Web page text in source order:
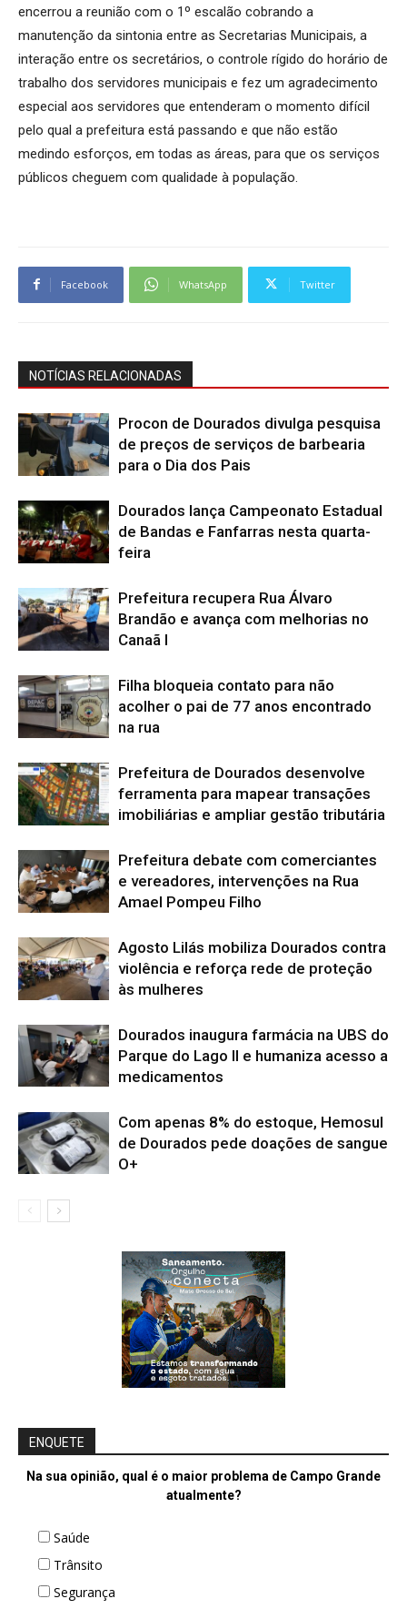
encerrou a reunião com o 1º escalão cobrando a
manutenção da sintonia entre as Secretarias Municipais, a
interação entre os secretários, o controle rígido do horário de
trabalho dos servidores municipais e fez um agradecimento
especial aos servidores que entenderam o momento difícil
pelo qual a prefeitura está passando e que não estão
medindo esforços, em todas as áreas, para que os serviços
públicos cheguem com qualidade à população.
Facebook WhatsApp Twitter
NOTÍCIAS RELACIONADAS
Procon de Dourados divulga pesquisa
de preços de serviços de barbearia
para o Dia dos Pais
Dourados lança Campeonato Estadual
de Bandas e Fanfarras nesta quarta-
feira
Prefeitura recupera Rua Álvaro
Brandão e avança com melhorias no
Canaã I
Filha bloqueia contato para não
acolher o pai de 77 anos encontrado
na rua
Prefeitura de Dourados desenvolve
ferramenta para mapear transações
imobiliárias e ampliar gestão tributária
Prefeitura debate com comerciantes
e vereadores, intervenções na Rua
Amael Pompeu Filho
Agosto Lilás mobiliza Dourados contra
violência e reforça rede de proteção
às mulheres
Dourados inaugura farmácia na UBS do
Parque do Lago II e humaniza acesso a
medicamentos
Com apenas 8% do estoque, Hemosul
de Dourados pede doações de sangue
O+
ENQUETE
Na sua opinião, qual é o maior problema de Campo Grande
atualmente?
Saúde
Trânsito
Segurança